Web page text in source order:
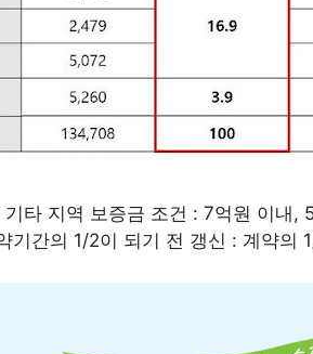
타 지역 보증금 조건 : 7억원 이내,
기간의 1/2이 되기 전 갱신 : 계약의